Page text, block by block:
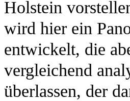
Holstein
wird hier ein
entwickelt, die
vergleichend
überlassen, der